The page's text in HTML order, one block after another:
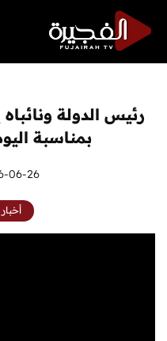
رئيس الدولة
بمناسبة
26 | 05:08